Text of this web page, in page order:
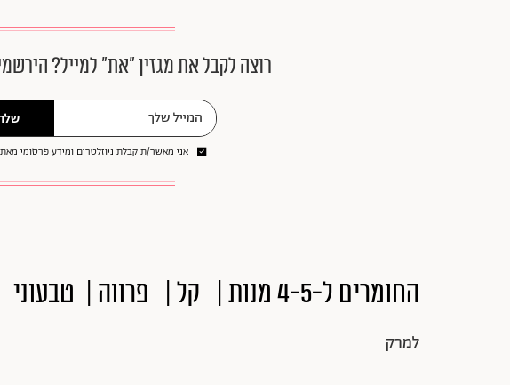
רוצה לקבל את מגזין ״את״ למייל?
אני מאשר/ת קבלת ניוזלטרים ומידע פרסומי
החומרים ל-4-5 מנות | קל | פרווה | טבעוני
למרק